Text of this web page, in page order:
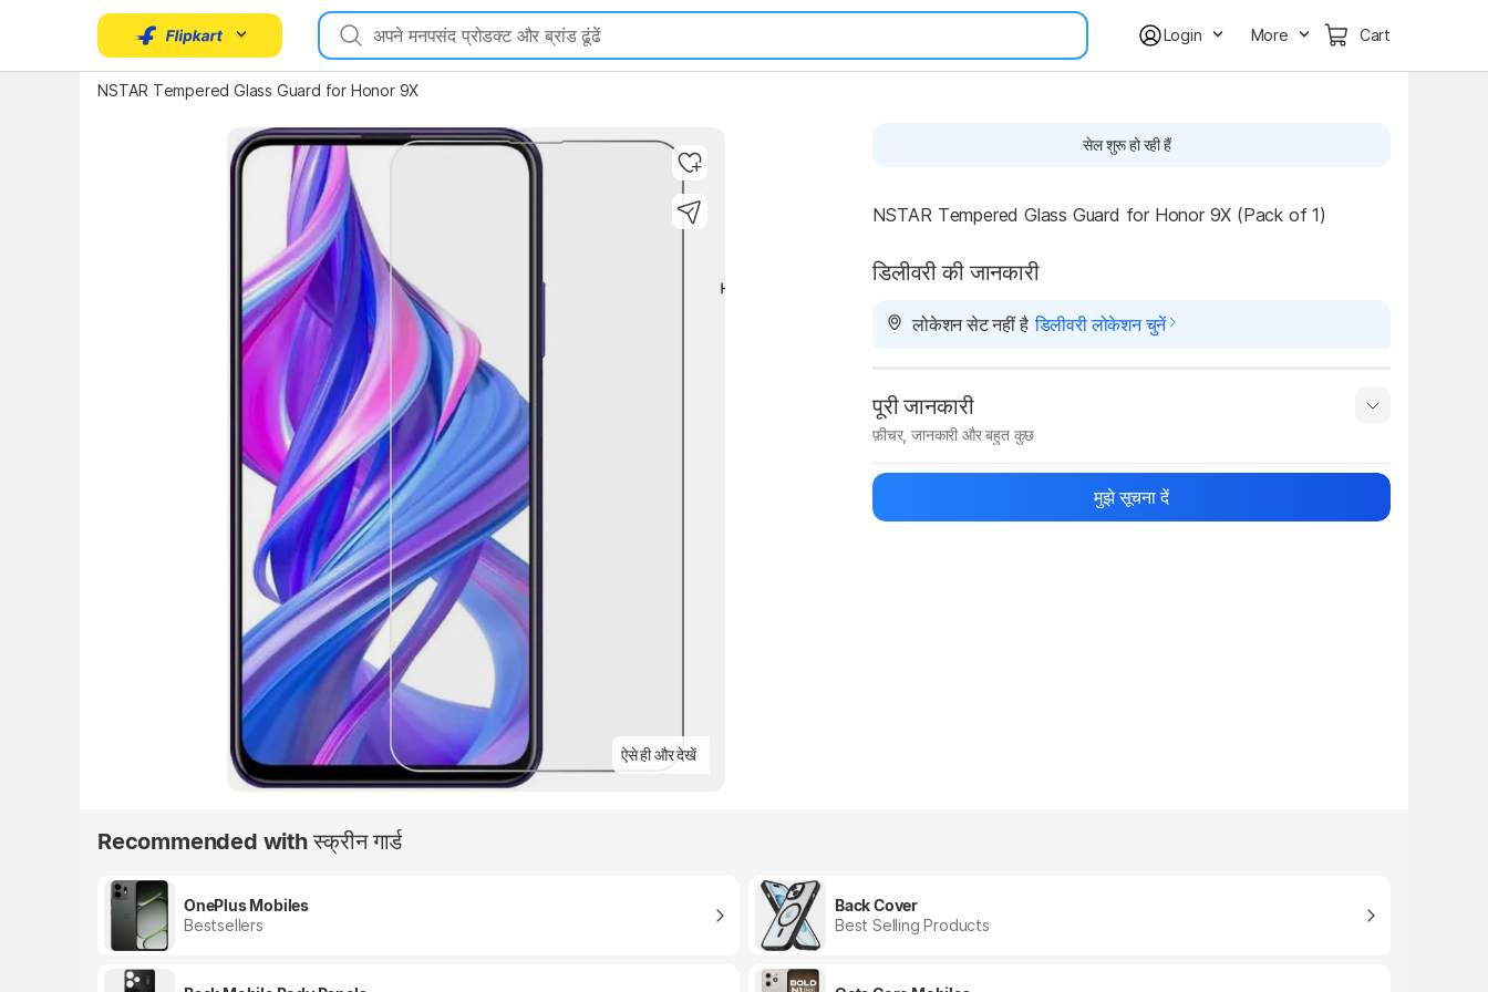
Login More Cart
NSTAR Tempered Glass Guard for Honor 9X
Key Highlights
ऐसे ही और देखें
सेल शुरू हो रही हैं
NSTAR Tempered Glass Guard for Honor 9X (Pack of 1)
डिलीवरी की जानकारी
लोकेशन सेट नहीं है डिलीवरी लोकेशन चुनें
पूरी जानकारी
फ़ीचर, जानकारी और बहुत कुछ
Show More
मुझे सूचना दें
Recommended with स्क्रीन गार्ड
OnePlus Mobiles
Bestsellers
Back Cover
Best Selling Products